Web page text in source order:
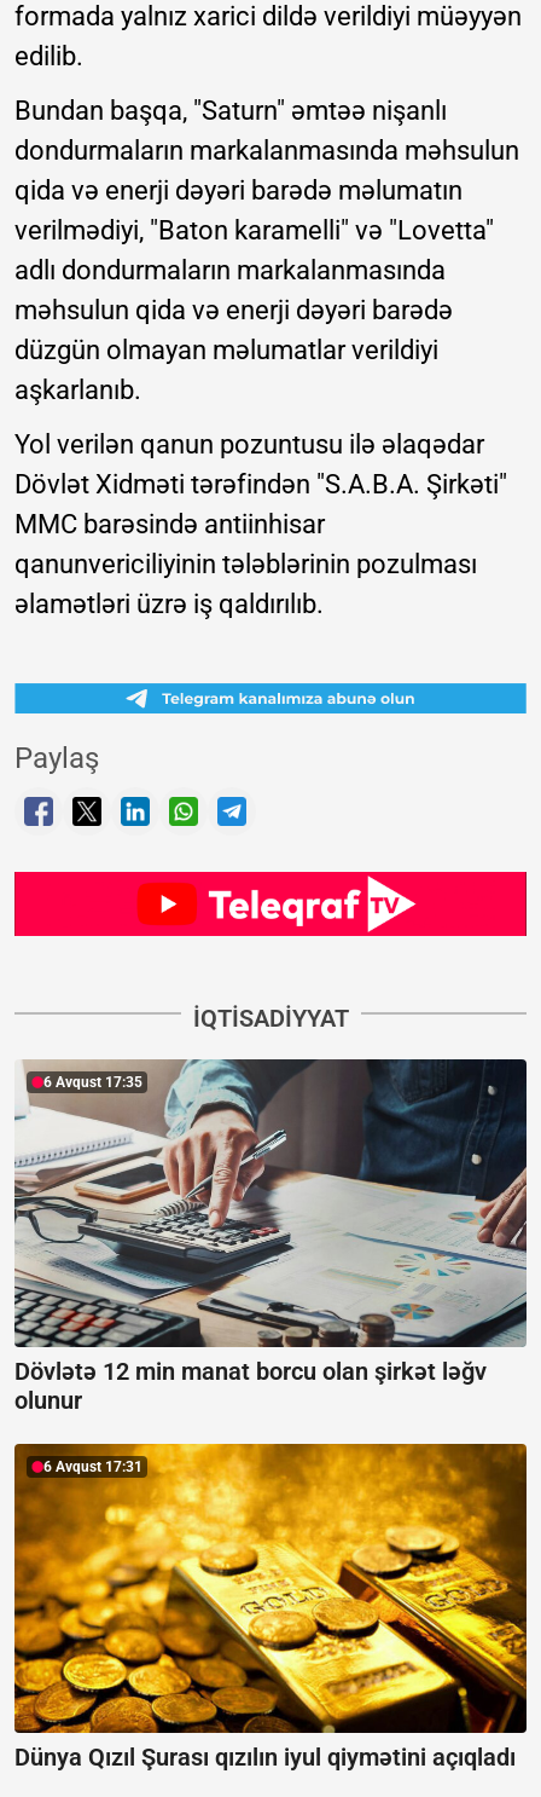
formada yalnız xarici dildə verildiyi müəyyən
edilib.
Bundan başqa, "Saturn" əmtəə nişanlı
dondurmaların markalanmasında məhsulun
qida və enerji dəyəri barədə məlumatın
verilmədiyi, "Baton karamelli" və "Lovetta"
adlı dondurmaların markalanmasında
məhsulun qida və enerji dəyəri barədə
düzgün olmayan məlumatlar verildiyi
aşkarlanıb.
Yol verilən qanun pozuntusu ilə əlaqədar
Dövlət Xidməti tərəfindən "S.A.B.A. Şirkəti"
MMC barəsində antiinhisar
qanunvericiliyinin tələblərinin pozulması
əlamətləri üzrə iş qaldırılıb.
Paylaş
İQTISADIYYAT
6 Avqust 17:35
Dövlətə 12 min manat borcu olan şirkət ləğv
olunur
6 Avqust 17:31
Dünya Qızıl Şurası qızılın iyul qiymətini açıqladı